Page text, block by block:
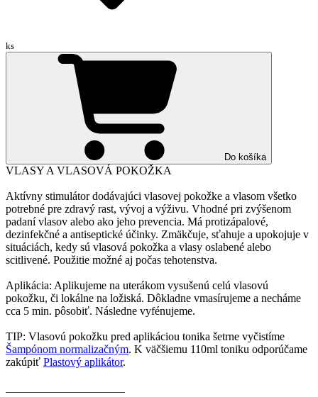
ks
Do košíka
VLASY A VLASOVÁ POKOŽKA
Aktívny stimulátor dodávajúci vlasovej pokožke a vlasom všetko
potrebné pre zdravý rast, vývoj a výživu. Vhodné pri zvýšenom
padaní vlasov alebo ako jeho prevencia. Má protizápalové,
dezinfekčné a antiseptické účinky. Zmäkčuje, sťahuje a upokojuje v
situáciách, kedy sú vlasová pokožka a vlasy oslabené alebo
scitlivené. Použitie možné aj počas tehotenstva.
Aplikácia: Aplikujeme na uterákom vysušenú celú vlasovú
pokožku, či lokálne na ložiská. Dôkladne vmasírujeme a necháme
cca 5 min. pôsobiť. Následne vyfénujeme.
TIP: Vlasovú pokožku pred aplikáciou tonika šetrne vyčistíme
Šampónom normalizačným. K väčšiemu 110ml toniku odporúčame
zakúpiť Plastový aplikátor.